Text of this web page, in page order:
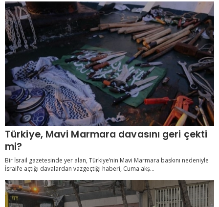
Türkiye, Mavi Marmara davasını geri çekti
mi?
Bir İsrail gazetesinde yer alan, Türkiye’nin Mavi Marmara baskını nedeniyle
İsrail’e açtığı davalardan vazgeçtiği haberi, Cuma akş...